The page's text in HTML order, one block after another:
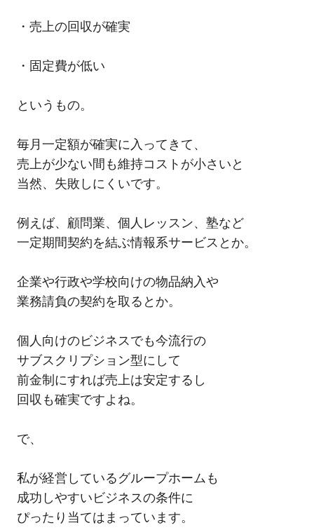
・売上の回収が確実
・固定費が低い
というもの。
毎月一定額が確実に入ってきて、
売上が少ない間も維持コストが小さいと
当然、失敗しにくいです。
例えば、顧問業、個人レッスン、塾など
一定期間契約を結ぶ情報系サービスとか。
企業や行政や学校向けの物品納入や
業務請負の契約を取るとか。
個人向けのビジネスでも今流行の
サブスクリプション型にして
前金制にすれば売上は安定するし
回収も確実ですよね。
で、
私が経営しているグループホームも
成功しやすいビジネスの条件に
ぴったり当てはまっています。